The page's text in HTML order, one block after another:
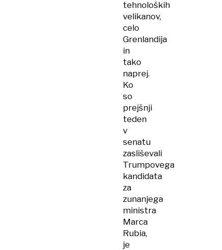
tehnoloških
velikanov,
celo
Grenlandija
in
tako
naprej.
Ko
so
prejšnji
teden
v
senatu
zasliševali
Trumpovega
kandidata
za
zunanjega
ministra
Marca
Rubia,
je